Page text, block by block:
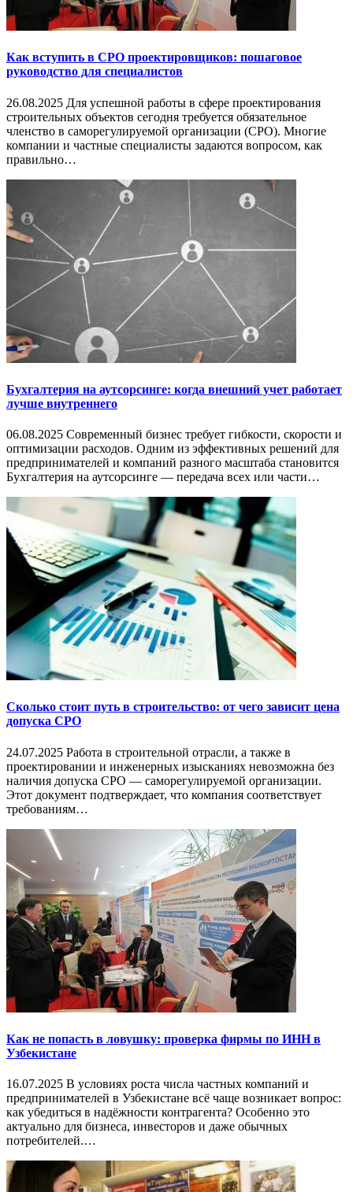
Как вступить в СРО проектировщиков: пошаговое
руководство для специалистов
26.08.2025 Для успешной работы в сфере проектирования
строительных объектов сегодня требуется обязательное
членство в саморегулируемой организации (СРО). Многие
компании и частные специалисты задаются вопросом, как
правильно…
Бухгалтерия на аутсорсинге: когда внешний учет работает
лучше внутреннего
06.08.2025 Современный бизнес требует гибкости, скорости и
оптимизации расходов. Одним из эффективных решений для
предпринимателей и компаний разного масштаба становится
Бухгалтерия на аутсорсинге — передача всех или части…
Сколько стоит путь в строительство: от чего зависит цена
допуска СРО
24.07.2025 Работа в строительной отрасли, а также в
проектировании и инженерных изысканиях невозможна без
наличия допуска СРО — саморегулируемой организации.
Этот документ подтверждает, что компания соответствует
требованиям…
Как не попасть в ловушку: проверка фирмы по ИНН в
Узбекистане
16.07.2025 В условиях роста числа частных компаний и
предпринимателей в Узбекистане всё чаще возникает вопрос:
как убедиться в надёжности контрагента? Особенно это
актуально для бизнеса, инвесторов и даже обычных
потребителей.…